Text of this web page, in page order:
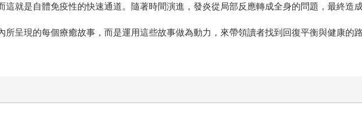
這就是自體免疫性的快速通道。隨著時間演進，發炎從局部反應轉成全身的問題，最終造
所呈現的每個療癒故事，而是運用這些故事做為動力，來帶領讀者找到回復平衡與健康的